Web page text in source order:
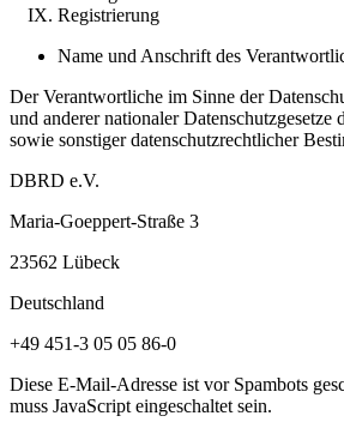
Registrierung
Name und Anschrift des
Der Verantwortliche im Sinne der
und anderer nationaler Datenschutzgesetze
sowie sonstiger datenschutzrechtlicher
DBRD e.V.
Maria-Goeppert-Straße 3
23562 Lübeck
Deutschland
+49 451-3 05 05 86-0
Diese E-Mail-Adresse ist vor Spambots
muss JavaScript eingeschaltet sein.